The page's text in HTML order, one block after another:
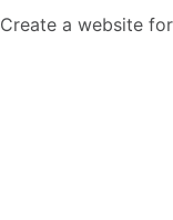
Create a website